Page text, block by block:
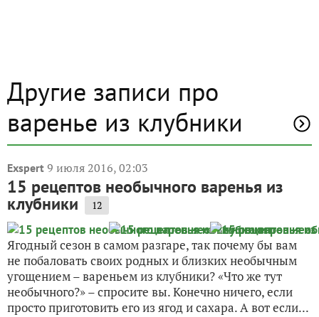
Другие записи про
варенье из клубники
Exspert 9 июля 2016, 02:03
15 рецептов необычного варенья из
клубники 12
Ягодный сезон в самом разгаре, так почему бы вам
не побаловать своих родных и близких необычным
угощением – вареньем из клубники? «Что же тут
необычного?» – спросите вы. Конечно ничего, если
просто приготовить его из ягод и сахара. А вот если...